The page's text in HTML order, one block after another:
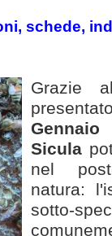
schede,
Grazie
Gennaio
Sicula
nel
natura:
sotto-